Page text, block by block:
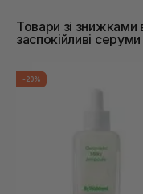
Товари зі знижками
заспокійливі серуми
-20%